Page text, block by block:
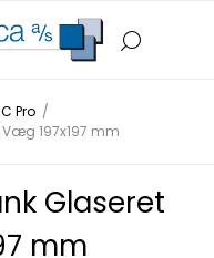
Pro /
197x197 mm
Glaseret
mm